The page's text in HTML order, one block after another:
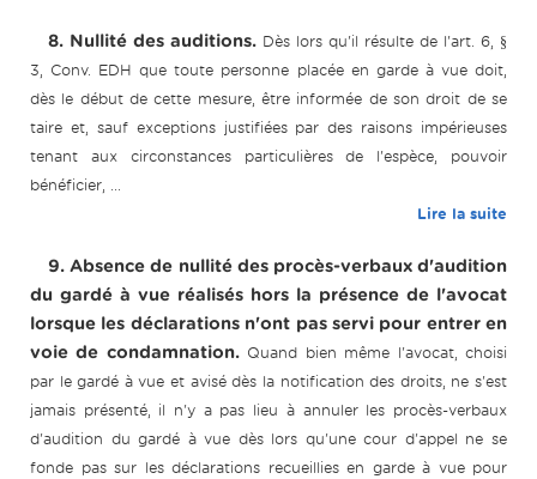
8. Nullité des auditions. Dès lors qu'il résulte de l'art. 6, §
3, Conv. EDH que toute personne placée en garde à vue doit,
dès le début de cette mesure, être informée de son droit de se
taire et, sauf exceptions justifiées par des raisons impérieuses
tenant aux circonstances particulières de l'espèce, pouvoir
bénéficier, ...
Lire la suite
9. Absence de nullité des procès-verbaux d'audition
du gardé à vue réalisés hors la présence de l'avocat
lorsque les déclarations n'ont pas servi pour entrer en
voie de condamnation. Quand bien même l'avocat, choisi
par le gardé à vue et avisé dès la notification des droits, ne s'est
jamais présenté, il n'y a pas lieu à annuler les procès-verbaux
d'audition du gardé à vue dès lors qu'une cour d'appel ne se
fonde pas sur les déclarations recueillies en garde à vue pour